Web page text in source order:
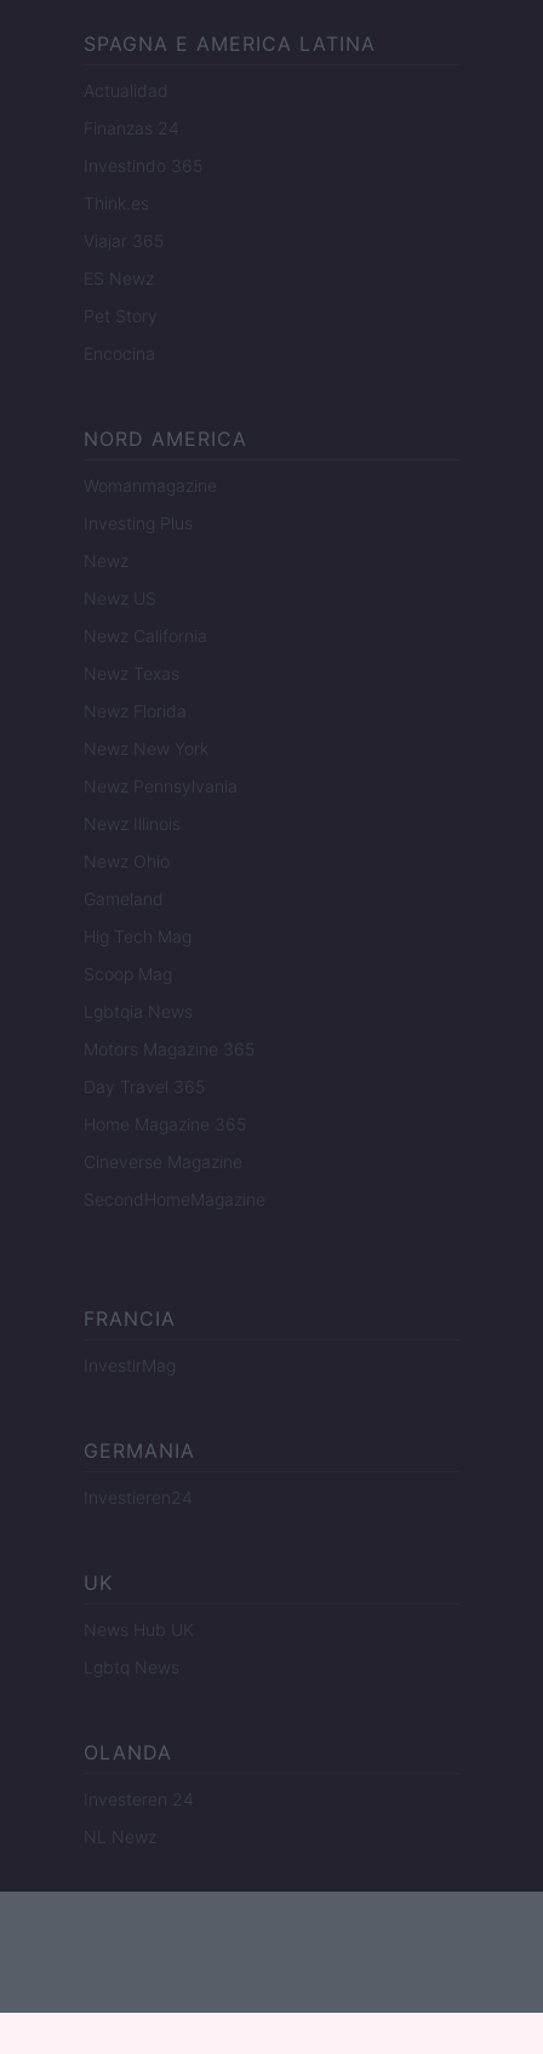
SPAGNA E AMERICA LATINA
Actualidad
Finanzas 24
Investindo 365
Think.es
Viajar 365
ES Newz
Pet Story
Encocina
NORD AMERICA
Womanmagazine
Investing Plus
Newz
Newz US
Newz California
Newz Texas
Newz Florida
Newz New York
Newz Pennsylvania
Newz Illinois
Newz Ohio
Gameland
Hig Tech Mag
Scoop Mag
Lgbtqia News
Motors Magazine 365
Day Travel 365
Home Magazine 365
Cineverse Magazine
SecondHomeMagazine
FRANCIA
InvestirMag
GERMANIA
Investieren24
UK
News Hub UK
Lgbtq News
OLANDA
Investeren 24
NL Newz